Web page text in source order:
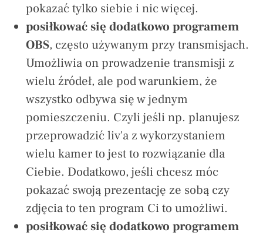
pokazać tylko siebie i nic więcej.
posiłkować się dodatkowo programem
OBS, często używanym przy transmisjach.
Umożliwia on prowadzenie transmisji z
wielu źródeł, ale pod warunkiem, że
wszystko odbywa się w jednym
pomieszczeniu. Czyli jeśli np. planujesz
przeprowadzić liv'a z wykorzystaniem
wielu kamer to jest to rozwiązanie dla
Ciebie. Dodatkowo, jeśli chcesz móc
pokazać swoją prezentację ze sobą czy
zdjęcia to ten program Ci to umożliwi.
posiłkować się dodatkowo programem